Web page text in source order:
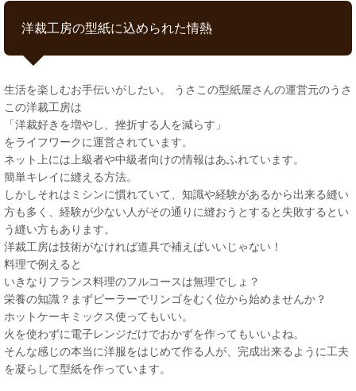
洋裁工房の型紙に込められた情熱
生活を楽しむお手伝いがしたい。 うさこの型紙屋さんの運営元のうさ
この洋裁工房は
「洋裁好きを増やし、挫折する人を減らす」
をライフワークに運営されています。
ネット上には上級者や中級者向けの情報はあふれています。
簡単キレイに縫える方法。
しかしそれはミシンに慣れていて、知識や経験があるから出来る縫い
方も多く、経験が少ない人がその通りに縫おうとすると失敗するとい
う縫い方もあります。
洋裁工房は技術がなければ道具で補えばいいじゃない！
料理で例えると
いきなりフランス料理のフルコースは無理でしょ？
栄養の知識？まずピーラーでリンゴをむく位から始めませんか？
ホットケーキミックス使ってもいい。
火を使わずに電子レンジだけでおかずを作ってもいいよね。
そんな感じの本当に洋服をはじめて作る人が、完成出来るように工夫
を凝らして型紙を作っています。